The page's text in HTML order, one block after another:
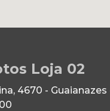
Loja 02
4670 - Guaianazes